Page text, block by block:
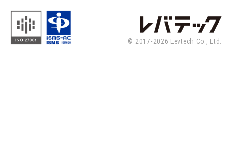
© 2017-2026 Levtech Co., Ltd.